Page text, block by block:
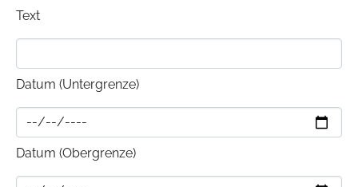
Text
Datum (Untergrenze)
Datum (Obergrenze)